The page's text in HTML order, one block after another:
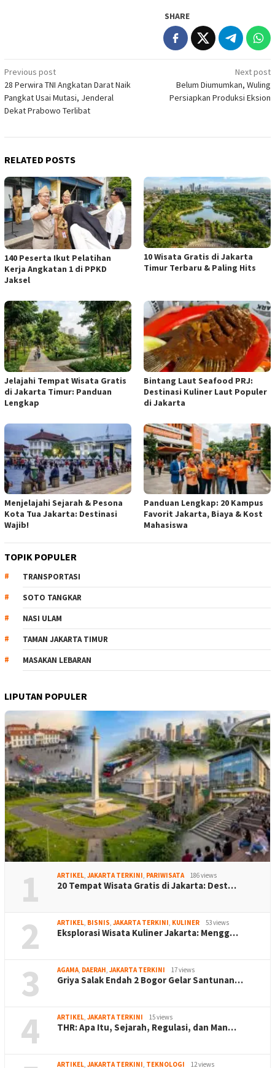
SHARE
Post
navigation
Previous post
28 Perwira TNI Angkatan Darat Naik
Pangkat Usai Mutasi, Jenderal
Dekat Prabowo Terlibat
Next post
Belum Diumumkan, Wuling
Persiapkan Produksi Eksion
RELATED POSTS
140 Peserta Ikut Pelatihan
Kerja Angkatan 1 di PPKD
Jaksel
10 Wisata Gratis di Jakarta
Timur Terbaru & Paling Hits
Jelajahi Tempat Wisata Gratis
di Jakarta Timur: Panduan
Lengkap
Bintang Laut Seafood PRJ:
Destinasi Kuliner Laut Populer
di Jakarta
Menjelajahi Sejarah & Pesona
Kota Tua Jakarta: Destinasi
Wajib!
Panduan Lengkap: 20 Kampus
Favorit Jakarta, Biaya & Kost
Mahasiswa
TOPIK POPULER
TRANSPORTASI
SOTO TANGKAR
NASI ULAM
TAMAN JAKARTA TIMUR
MASAKAN LEBARAN
LIPUTAN POPULER
1 ARTIKEL, JAKARTA TERKINI, PARIWISATA 186 views
20 Tempat Wisata Gratis di Jakarta: Dest…
2 ARTIKEL, BISNIS, JAKARTA TERKINI, KULINER 53 views
Eksplorasi Wisata Kuliner Jakarta: Mengg…
3 AGAMA, DAERAH, JAKARTA TERKINI 17 views
Griya Salak Endah 2 Bogor Gelar Santunan…
4 ARTIKEL, JAKARTA TERKINI 15 views
THR: Apa Itu, Sejarah, Regulasi, dan Man…
ARTIKEL, JAKARTA TERKINI, TEKNOLOGI 12 views